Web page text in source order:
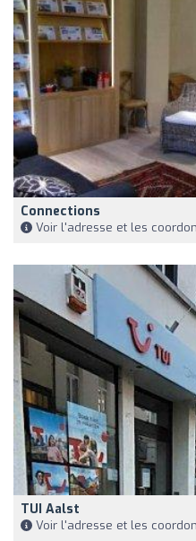
Connections
Voir l'adresse et les
TUI Aalst
Voir l'adresse et les